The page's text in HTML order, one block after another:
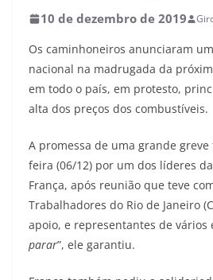
10 de dezembro de 2019
Os caminhoneiros anunciaram
nacional na madrugada da
em todo o país, em protesto,
alta dos preços dos combustíveis.
A promessa de uma grande
feira (06/12) por um dos líderes
França, após reunião que teve
Trabalhadores do Rio de Janeiro
apoio, e representantes de vários
parar”, ele garantiu.